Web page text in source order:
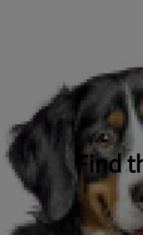
Find